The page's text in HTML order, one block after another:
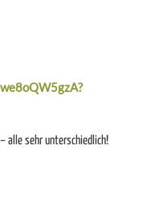
– alle sehr unterschiedlich!